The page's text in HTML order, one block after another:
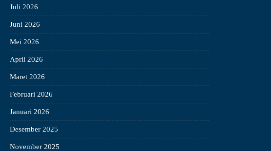
Juli 2026
Juni 2026
Mei 2026
April 2026
Maret 2026
Februari 2026
Januari 2026
Desember 2025
November 2025